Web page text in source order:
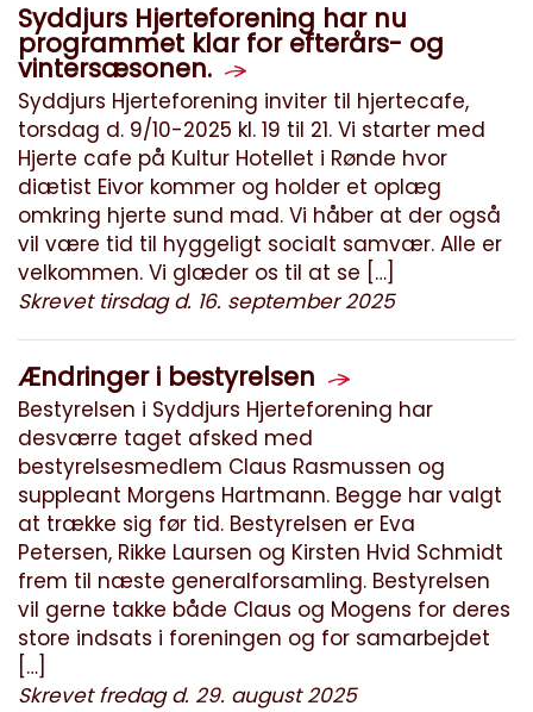
Syddjurs Hjerteforening har nu
programmet klar for efterårs- og
vintersæsonen.
Syddjurs Hjerteforening inviter til hjertecafe,
torsdag d. 9/10-2025 kl. 19 til 21. Vi starter med
Hjerte cafe på Kultur Hotellet i Rønde hvor
diætist Eivor kommer og holder et oplæg
omkring hjerte sund mad. Vi håber at der også
vil være tid til hyggeligt socialt samvær. Alle er
velkommen. Vi glæder os til at se […]
Skrevet tirsdag d. 16. september 2025
Ændringer i bestyrelsen
Bestyrelsen i Syddjurs Hjerteforening har
desværre taget afsked med
bestyrelsesmedlem Claus Rasmussen og
suppleant Morgens Hartmann. Begge har valgt
at trække sig før tid. Bestyrelsen er Eva
Petersen, Rikke Laursen og Kirsten Hvid Schmidt
frem til næste generalforsamling. Bestyrelsen
vil gerne takke både Claus og Mogens for deres
store indsats i foreningen og for samarbejdet
[…]
Skrevet fredag d. 29. august 2025